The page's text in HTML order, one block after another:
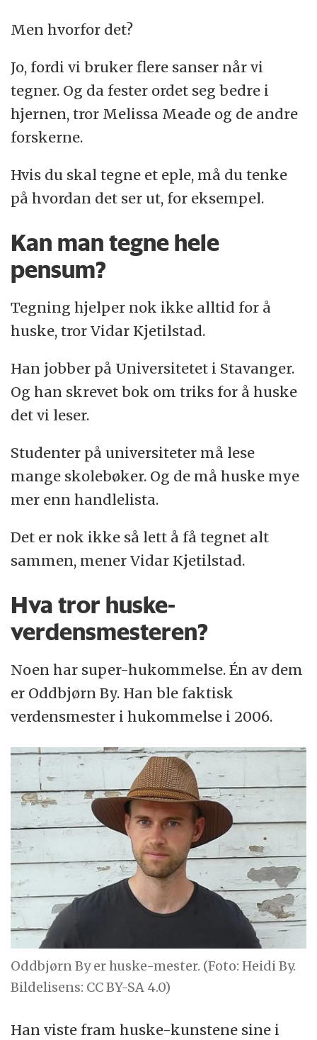
Men hvorfor det?
Jo, fordi vi bruker flere sanser når vi
tegner. Og da fester ordet seg bedre i
hjernen, tror Melissa Meade og de andre
forskerne.
Hvis du skal tegne et eple, må du tenke
på hvordan det ser ut, for eksempel.
Kan man tegne hele
pensum?
Tegning hjelper nok ikke alltid for å
huske, tror Vidar Kjetilstad.
Han jobber på Universitetet i Stavanger.
Og han skrevet bok om triks for å huske
det vi leser.
Studenter på universiteter må lese
mange skolebøker. Og de må huske mye
mer enn handlelista.
Det er nok ikke så lett å få tegnet alt
sammen, mener Vidar Kjetilstad.
Hva tror huske-
verdensmesteren?
Noen har super-hukommelse. Én av dem
er Oddbjørn By. Han ble faktisk
verdensmester i hukommelse i 2006.
Oddbjørn By er huske-mester. (Foto: Heidi By.
Bildelisens: CC BY-SA 4.0)
Han viste fram huske-kunstene sine i